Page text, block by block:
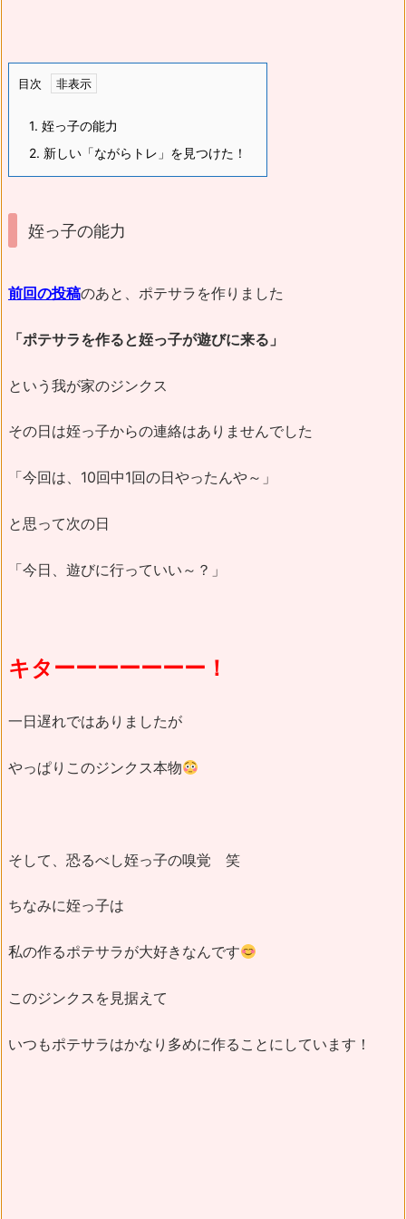
目次
1. 姪っ子の能力
2. 新しい「ながらトレ」を見つけた！
姪っ子の能力
前回の投稿のあと、ポテサラを作りました
「ポテサラを作ると姪っ子が遊びに来る」
という我が家のジンクス
その日は姪っ子からの連絡はありませんでした
「今回は、10回中1回の日やったんや～」
と思って次の日
「今日、遊びに行っていい～？」
キターーーーーーー！
一日遅れではありましたが
やっぱりこのジンクス本物
そして、恐るべし姪っ子の嗅覚 笑
ちなみに姪っ子は
私の作るポテサラが大好きなんです
このジンクスを見据えて
いつもポテサラはかなり多めに作ることにしています！